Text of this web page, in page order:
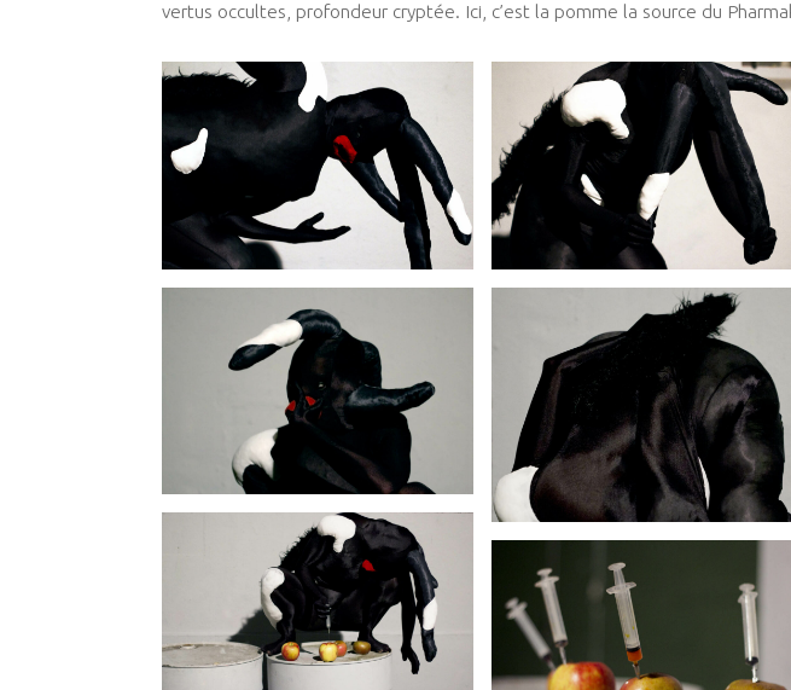
vertus occultes, profondeur cryptée. Ici, c’est la pomme la source du